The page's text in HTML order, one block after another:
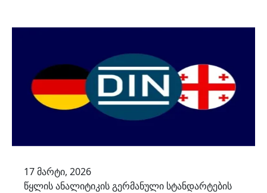
17 მარტი, 2026
წყლის ანალიტიკის გერმანული სტანდარტების